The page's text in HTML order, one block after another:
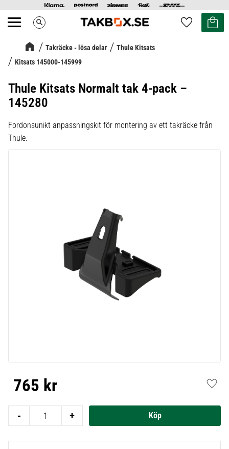
Meny search Favoriter
Kundvagn
Takräcke - lösa delar
Thule Kitsats
Kitsats 145000-145999
Thule Kitsats Normalt tak 4-pack –
145280
Fordonsunikt anpassningskit för montering av ett takräcke från
Thule.
765 kr
+
-